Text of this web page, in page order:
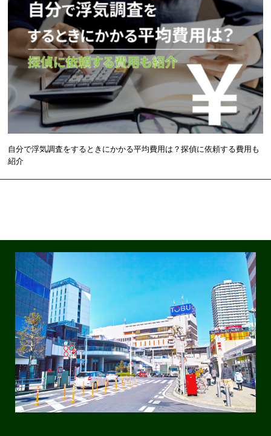
自分で浮気調査をするときにかかる平均費用は？探偵に依頼する費用も
紹介